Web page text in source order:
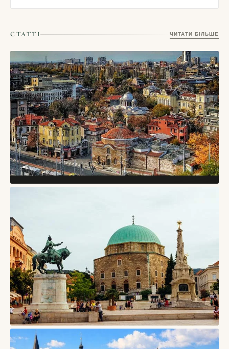
СТАТТІ ЧИТАТИ БІЛЬШЕ
театру, пагорбів і творчого кварталу Капана
08/08/2026
СТАТТІ